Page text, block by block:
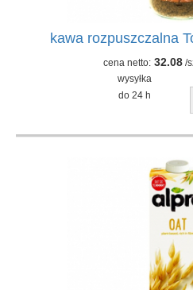
kawa rozpuszczalna
cena netto: 32.08 /
wysyłka
do 24 h